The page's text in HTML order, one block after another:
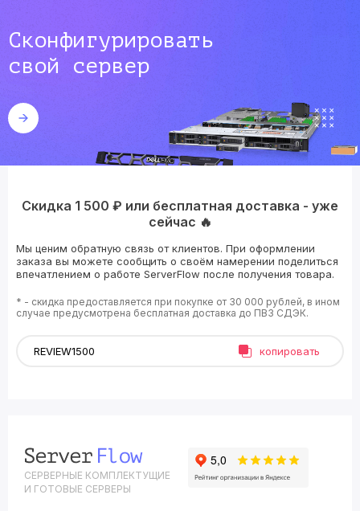
Сконфигурировать
свой сервер
Скидка 1 500 ₽ или бесплатная доставка - уже
сейчас 🔥
Мы ценим обратную связь от клиентов. При оформлении
заказа вы можете сообщить о своём намерении поделиться
впечатлением о работе ServerFlow после получения товара.
* - скидка предоставляется при покупке от 30 000 рублей, в ином
случае предусмотрена бесплатная доставка до ПВЗ СДЭК.
копировать
СЕРВЕРНЫЕ КОМПЛЕКТУЩИЕ
И ГОТОВЫЕ СЕРВЕРЫ